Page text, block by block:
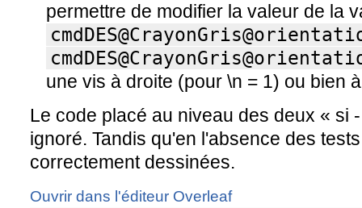
permettre de modifier la valeur de la
une vis à droite (pour \n = 1) ou bien
Le code placé au niveau des deux « si
ignoré. Tandis qu'en l'absence des
correctement dessinées.
Ouvrir dans l'éditeur Overleaf